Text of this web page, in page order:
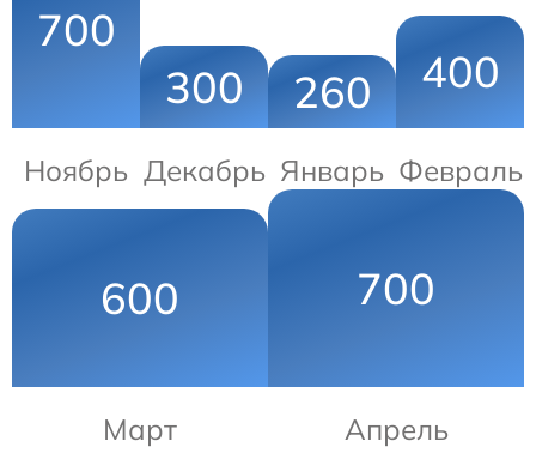
700
Ноябрь
300
Декабрь
260
Январь
400
Февраль
600
Март
700
Апрель